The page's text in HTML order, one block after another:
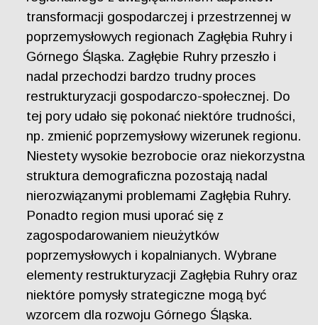
transformacji gospodarczej i przestrzennej w
poprzemysłowych regionach Zagłębia Ruhry i
Górnego Śląska. Zagłębie Ruhry przeszło i
nadal przechodzi bardzo trudny proces
restrukturyzacji gospodarczo-społecznej. Do
tej pory udało się pokonać niektóre trudności,
np. zmienić poprzemysłowy wizerunek regionu.
Niestety wysokie bezrobocie oraz niekorzystna
struktura demograficzna pozostają nadal
nierozwiązanymi problemami Zagłębia Ruhry.
Ponadto region musi uporać się z
zagospodarowaniem nieużytków
poprzemysłowych i kopalnianych. Wybrane
elementy restrukturyzacji Zagłębia Ruhry oraz
niektóre pomysły strategiczne mogą być
wzorcem dla rozwoju Górnego Śląska.